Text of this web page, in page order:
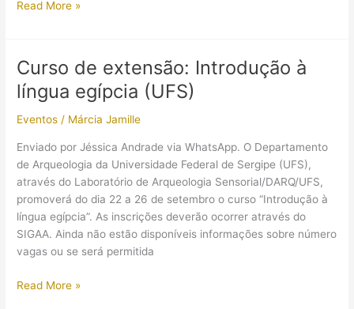
Curso
à
língua
(Rio
de
Janeiro)
Read More »
Curso de extensão: Introdução à
língua egípcia (UFS)
Eventos / Márcia Jamille
Enviado por Jéssica Andrade via WhatsApp. O Departamento
de Arqueologia da Universidade Federal de Sergipe (UFS),
através do Laboratório de Arqueologia Sensorial/DARQ/UFS,
promoverá do dia 22 a 26 de setembro o curso “Introdução à
língua egípcia”. As inscrições deverão ocorrer através do
SIGAA. Ainda não estão disponíveis informações sobre número
vagas ou se será permitida
Curso
Read More »